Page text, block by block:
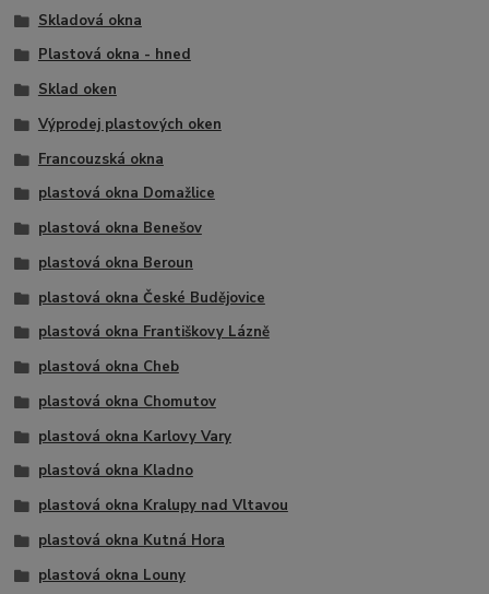
Skladová okna
Plastová okna - hned
Sklad oken
Výprodej plastových oken
Francouzská okna
plastová okna Domažlice
plastová okna Benešov
plastová okna Beroun
plastová okna České Budějovice
plastová okna Františkovy Lázně
plastová okna Cheb
plastová okna Chomutov
plastová okna Karlovy Vary
plastová okna Kladno
plastová okna Kralupy nad Vltavou
plastová okna Kutná Hora
plastová okna Louny